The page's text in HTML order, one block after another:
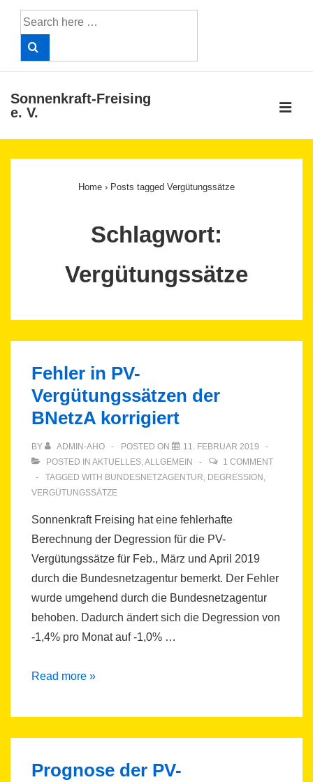
Search
for:
Sonnenkraft-Freising
e. V.
Home › Posts tagged Vergütungssätze
Schlagwort:
Vergütungssätze
Fehler in PV-
Vergütungssätzen der
BNetzA korrigiert
BY ADMIN-AHO POSTED ON
11. FEBRUAR 2019
POSTED IN AKTUELLES,ALLGEMEIN
1 COMMENT
TAGGED WITH BUNDESNETZAGENTUR, DEGRESSION ,
VERGÜTUNGSSÄTZE
Sonnenkraft Freising hat eine fehlerhafte
Berechnung der Degression für die PV-
Vergütungssätze für Feb., März und April 2019
durch die Bundesnetzagentur bemerkt. Der Fehler
wurde umgehend durch die Bundesnetzagentur
behoben. Dadurch ändert sich die Degression von
-1,4% pro Monat auf -1,0% …
Fehler
PV-
BNetzA
Read more »
Prognose der PV-